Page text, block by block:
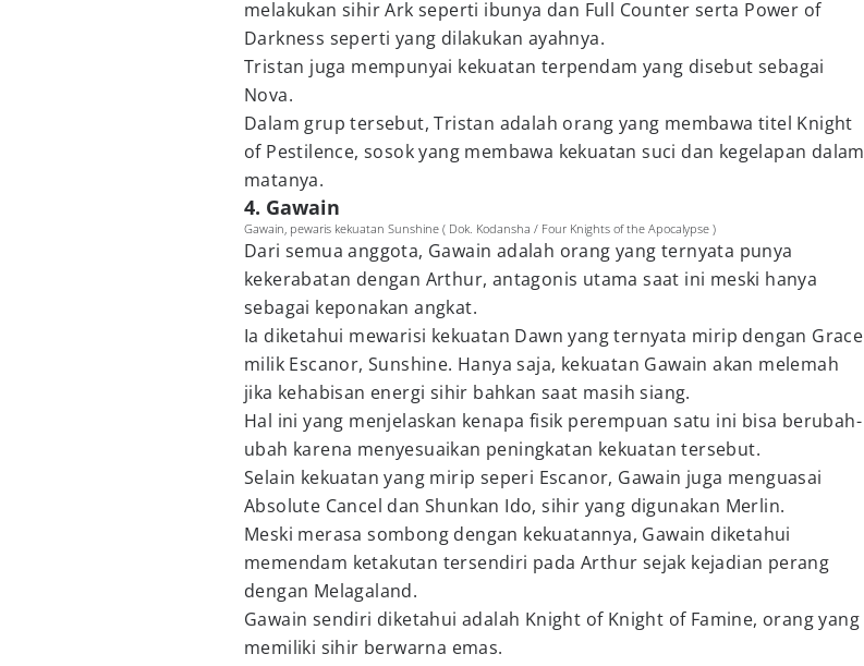
melakukan sihir Ark seperti ibunya dan Full Counter serta Power of
Darkness seperti yang dilakukan ayahnya.
Tristan juga mempunyai kekuatan terpendam yang disebut sebagai
Nova.
Dalam grup tersebut, Tristan adalah orang yang membawa titel Knight
of Pestilence, sosok yang membawa kekuatan suci dan kegelapan dalam
matanya.
4. Gawain
Gawain, pewaris kekuatan Sunshine ( Dok. Kodansha / Four Knights of the Apocalypse )
Dari semua anggota, Gawain adalah orang yang ternyata punya
kekerabatan dengan Arthur, antagonis utama saat ini meski hanya
sebagai keponakan angkat.
Ia diketahui mewarisi kekuatan Dawn yang ternyata mirip dengan Grace
milik Escanor, Sunshine. Hanya saja, kekuatan Gawain akan melemah
jika kehabisan energi sihir bahkan saat masih siang.
Hal ini yang menjelaskan kenapa fisik perempuan satu ini bisa berubah-
ubah karena menyesuaikan peningkatan kekuatan tersebut.
Selain kekuatan yang mirip seperi Escanor, Gawain juga menguasai
Absolute Cancel dan Shunkan Ido, sihir yang digunakan Merlin.
Meski merasa sombong dengan kekuatannya, Gawain diketahui
memendam ketakutan tersendiri pada Arthur sejak kejadian perang
dengan Melagaland.
Gawain sendiri diketahui adalah Knight of Knight of Famine, orang yang
memiliki sihir berwarna emas.